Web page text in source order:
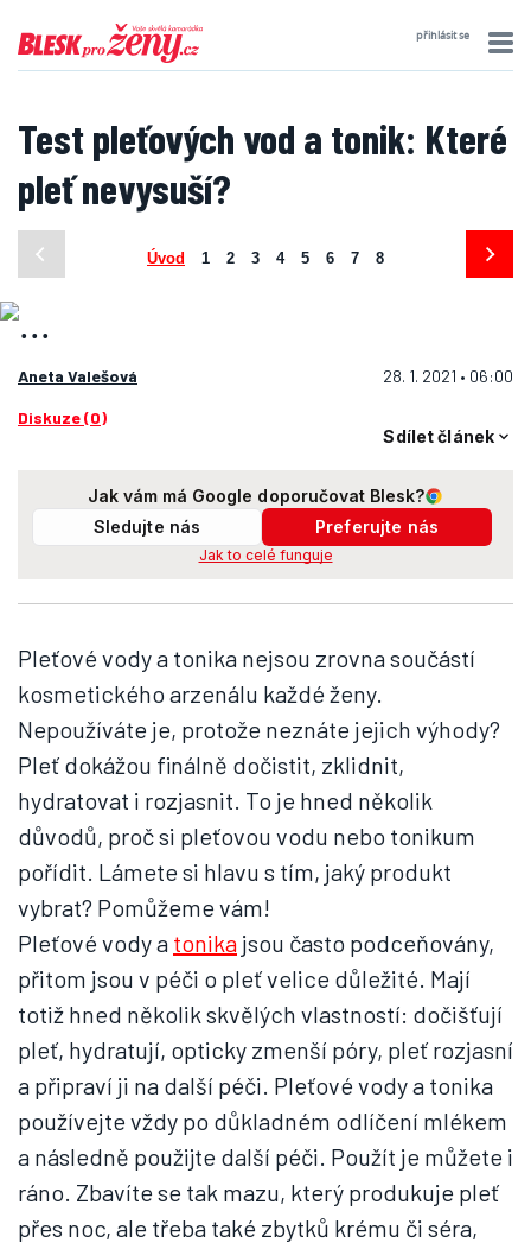
přihlásit se
Test pleťových vod a tonik: Které
pleť nevysuší?
Úvod 1 2 3 4 5 6 7 8
Aneta Valešová 28. 1. 2021 • 06:00
Diskuze (0)
Sdílet článek
Jak vám má Google doporučovat Blesk?
Sledujte nás
Preferujte nás
Jak to celé funguje
Pleťové vody a tonika nejsou zrovna součástí
kosmetického arzenálu každé ženy.
Nepoužíváte je, protože neznáte jejich výhody?
Pleť dokážou finálně dočistit, zklidnit,
hydratovat i rozjasnit. To je hned několik
důvodů, proč si pleťovou vodu nebo tonikum
pořídit. Lámete si hlavu s tím, jaký produkt
vybrat? Pomůžeme vám!
Pleťové vody a tonika jsou často podceňovány,
přitom jsou v péči o pleť velice důležité. Mají
totiž hned několik skvělých vlastností: dočišťují
pleť, hydratují, opticky zmenší póry, pleť rozjasní
a připraví ji na další péči. Pleťové vody a tonika
používejte vždy po důkladném odlíčení mlékem
a následně použijte další péči. Použít je můžete i
ráno. Zbavíte se tak mazu, který produkuje pleť
přes noc, ale třeba také zbytků krému či séra,